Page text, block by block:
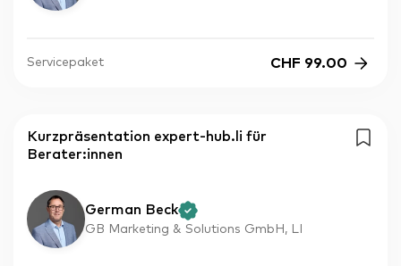
Servicepaket CHF 99.00
Kurzpräsentation expert-hub.li für
Berater:innen
German Beck
GB Marketing & Solutions GmbH, LI